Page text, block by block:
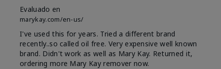
Evaluado en
marykay.com/en-us/
I've used this for years. Tried a different brand
recently..so called oil free. Very expensive well known
brand. Didn't work as well as Mary Kay. Returned it,
ordering more Mary Kay remover now.